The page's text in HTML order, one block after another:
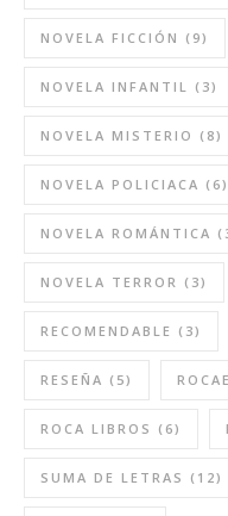
NOVELA FICCIÓN (9)
NOVELA INFANTIL (3)
NOVELA MISTERIO (8)
NOVELA POLICIACA (6)
NOVELA ROMÁNTICA
NOVELA TERROR (3)
RECOMENDABLE (3)
RESEÑA (5)
ROCA LIBROS (6)
SUMA DE LETRAS (12)